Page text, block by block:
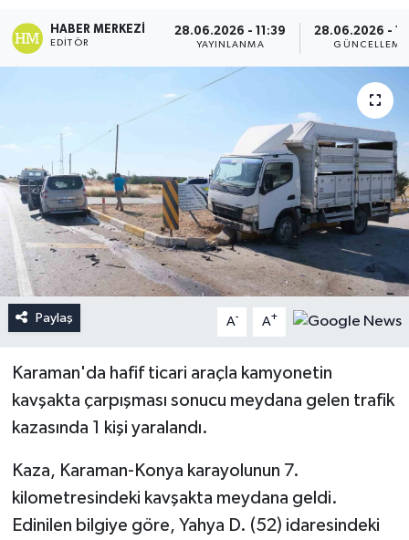
HABER MERKEZI
EDITÖR
28.06.2026 - 11:39
YAYINLANMA
28.06.2026 -
GÜNCELLEME
Paylaş A- A+
Karaman'da hafif ticari araçla kamyonetin
kavşakta çarpışması sonucu meydana gelen trafik
kazasında 1 kişi yaralandı.
Kaza, Karaman-Konya karayolunun 7.
kilometresindeki kavşakta meydana geldi.
Edinilen bilgiye göre, Yahya D. (52) idaresindeki
Haber Arşivi